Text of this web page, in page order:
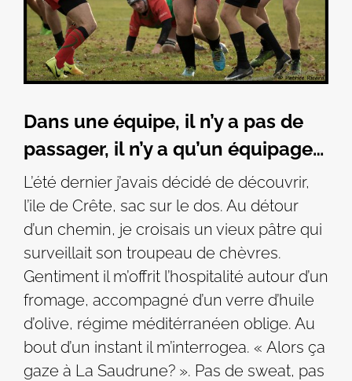
Dans une équipe, il n’y a pas de
passager, il n’y a qu’un équipage…
L’été dernier j’avais décidé de découvrir,
l’ile de Crête, sac sur le dos. Au détour
d’un chemin, je croisais un vieux pâtre qui
surveillait son troupeau de chèvres.
Gentiment il m’offrit l’hospitalité autour d’un
fromage, accompagné d’un verre d’huile
d’olive, régime méditérranéen oblige. Au
bout d’un instant il m’interrogea. « Alors ça
gaze à La Saudrune? ». Pas de sweat, pas